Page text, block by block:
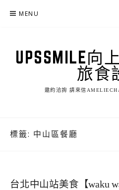
MENU
UPSSMILE向
旅食
邀約洽詢 請來信
標籤: 中山區餐廳
台北中山站美食【waku